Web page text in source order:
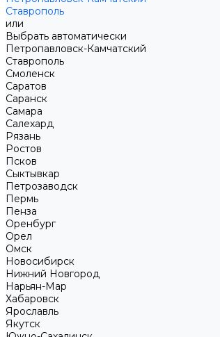
Ставрополь
или
Выбрать автоматически
Петропавловск-Камчатский
Ставрополь
Смоленск
Саратов
Саранск
Самара
Салехард
Рязань
Ростов
Псков
Сыктывкар
Петрозаводск
Пермь
Пенза
Оренбург
Орел
Омск
Новосибирск
Нижний Новгород
Нарьян-Мар
Хабаровск
Ярославль
Якутск